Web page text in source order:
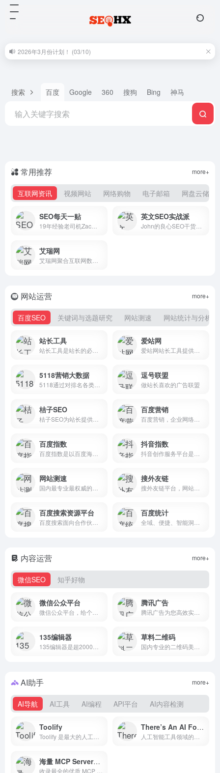
2026年3月份计划！ (03/10)
搜索 百度 Google 360 搜狗 Bing 神马
常用推荐
互联网资讯 视频网站 网络购物 电子邮箱 网盘云储
more+
SEO每天一贴 英文SEO实战派
艾瑞网
网站运营
百度SEO 关键词与选题研究 网站测速 网站统计与分析
more+
站长工具 爱站网
5118营销大数据 逗号联盟
做站长喜欢的广告联盟
桔子SEO 百度营销
百度指数 抖音指数
网站测速 搜外友链
百度搜索资源平台 百度统计
内容运营
微信SEO 知乎好物
more+
微信公众平台 腾讯广告
135编辑器 草料二维码
AI助手
AI导航 AI工具 AI编程 API平台 AI内容检测
more+
Toolify There’s An AI For That®
海量 MCP Servers 导航网站